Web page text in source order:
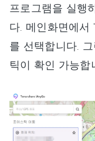
프로그램을 실행
다. 메인화면에서
를 선택합니다.
틱이 확인 가능합